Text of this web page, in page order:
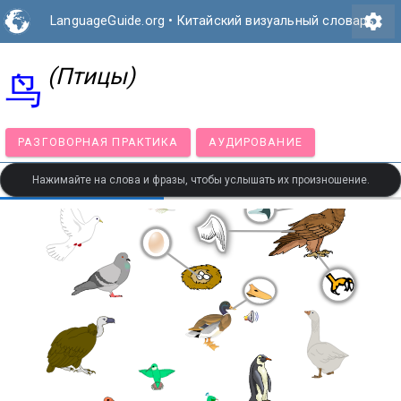
LanguageGuide.org • Китайский визуальный словарь
settings
鸟 (Птицы)
РАЗГОВОРНАЯ ПРАКТИКА АУДИРОВАНИЕ
Нажимайте на слова и фразы, чтобы услышать их произношение.